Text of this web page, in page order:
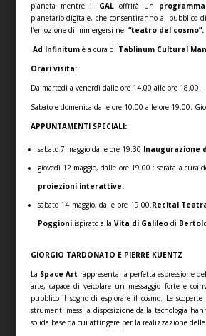
pianeta mentre il GAL offrirà un
planetario digitale, che consentiranno al pubblico
l’emozione di immergersi nel “teatro del cosmo”.
Ad Infinitum è a cura di Tablinum Cultural
Orari visita:
Da martedì a venerdì dalle ore 14.00 alle ore 18.00.
Sabato e domenica dalle ore 10.00 alle ore 19.00.
APPUNTAMENTI SPECIALI:
sabato 7 maggio dalle ore 19.30 Inaugurazione
giovedì 12 maggio, dalle ore 19.00 : serata a cura
proiezioni interattive.
sabato 14 maggio, dalle ore 19.00.Recital
Poggioniispirato alla Vita di Galileodi
GIORGIO TARDONATO E PIERRE KUENTZ
La Space Art rappresenta la perfetta espressione
arte, capace di veicolare un messaggio forte e
pubblico il sogno di esplorare il cosmo. Le
strumenti messi a disposizione dalla tecnologia
solida base da cui attingere per la realizzazione